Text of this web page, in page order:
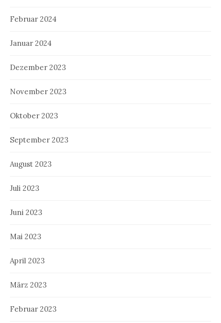
Februar 2024
Januar 2024
Dezember 2023
November 2023
Oktober 2023
September 2023
August 2023
Juli 2023
Juni 2023
Mai 2023
April 2023
März 2023
Februar 2023